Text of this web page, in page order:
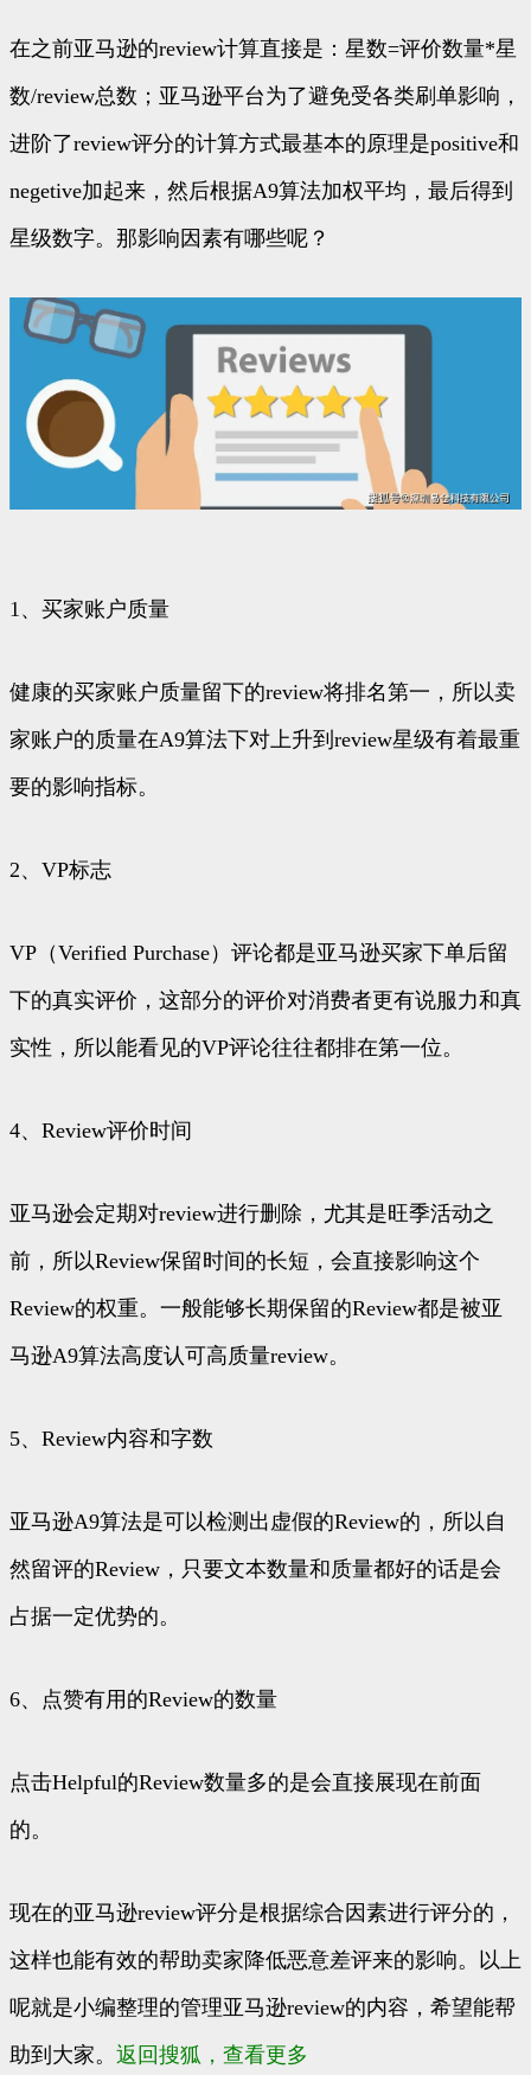
在之前亚马逊的review计算直接是：星数=评价数量*星
数/review总数；亚马逊平台为了避免受各类刷单影响，
进阶了review评分的计算方式最基本的原理是positive和
negetive加起来，然后根据A9算法加权平均，最后得到
星级数字。那影响因素有哪些呢？
1、买家账户质量
健康的买家账户质量留下的review将排名第一，所以卖
家账户的质量在A9算法下对上升到review星级有着最重
要的影响指标。
2、VP标志
VP（Verified Purchase）评论都是亚马逊买家下单后留
下的真实评价，这部分的评价对消费者更有说服力和真
实性，所以能看见的VP评论往往都排在第一位。
4、Review评价时间
亚马逊会定期对review进行删除，尤其是旺季活动之
前，所以Review保留时间的长短，会直接影响这个
Review的权重。一般能够长期保留的Review都是被亚
马逊A9算法高度认可高质量review。
5、Review内容和字数
亚马逊A9算法是可以检测出虚假的Review的，所以自
然留评的Review，只要文本数量和质量都好的话是会
占据一定优势的。
6、点赞有用的Review的数量
点击Helpful的Review数量多的是会直接展现在前面
的。
现在的亚马逊review评分是根据综合因素进行评分的，
这样也能有效的帮助卖家降低恶意差评来的影响。以上
呢就是小编整理的管理亚马逊review的内容，希望能帮
助到大家。 返回搜狐，查看更多